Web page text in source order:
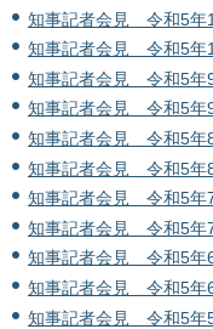
知事記者会見 令和5年
知事記者会見 令和5年
知事記者会見 令和5年9
知事記者会見 令和5年9
知事記者会見 令和5年8
知事記者会見 令和5年8
知事記者会見 令和5年7
知事記者会見 令和5年7
知事記者会見 令和5年6
知事記者会見 令和5年6
知事記者会見 令和5年5